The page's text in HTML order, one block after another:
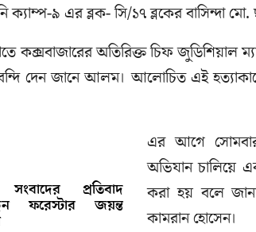
ক্যাম্প-৯ এর ব্লক- সি/১৭ ব্লকের বাসিন্দা
কক্সবাজারের অতিরিক্ত চিফ জুডিশিয়াল
দেন জানে আলম। আলোচিত এই
সংবাদের প্রতিবাদ
ফরেস্টার জয়ন্ত
এর আগে
অভিযান চালিয়ে
করা হয় বলে
কামরান হোসেন।